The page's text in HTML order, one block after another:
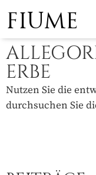
FIUME
ERBE
Nutzen Sie die
durchsuchen Sie